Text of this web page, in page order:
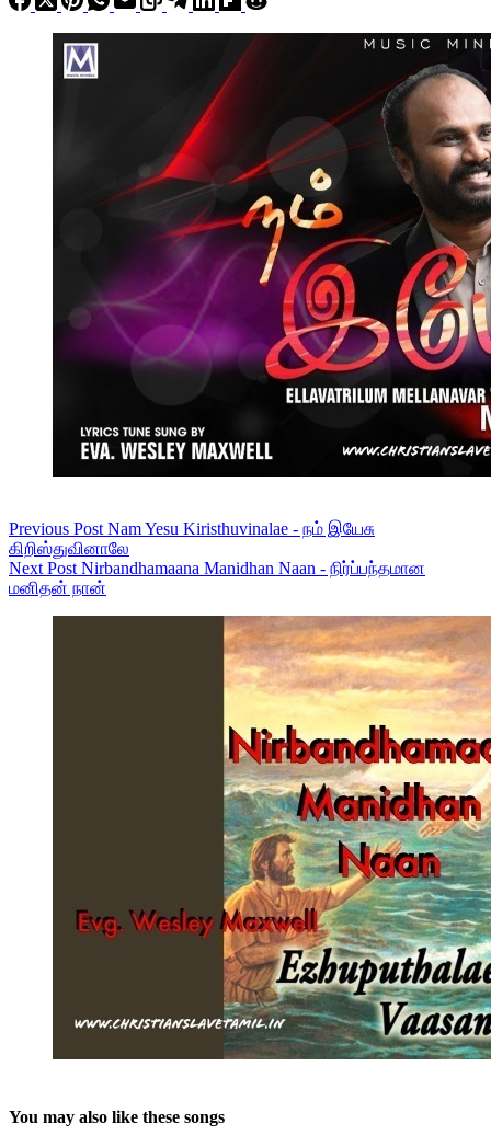
Previous Post Nam Yesu Kiristhuvinalae - நம் இயேசு
கிறிஸ்துவினாலே
Next Post Nirbandhamaana Manidhan Naan - நிர்ப்பந்தமான
மனிதன் நான்
You may also like these songs